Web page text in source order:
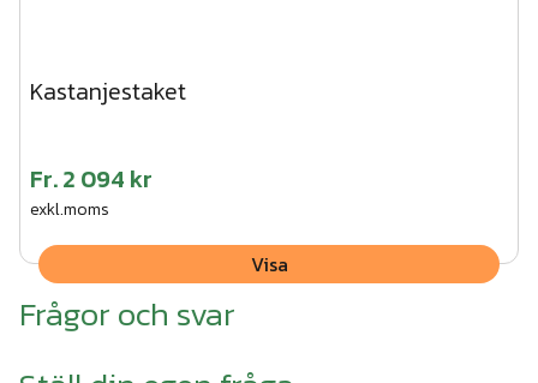
Kastanjestaket
Fr.2 094 kr
exkl.moms
Visa
Frågor och svar